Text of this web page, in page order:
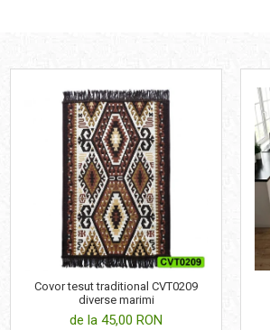
Covor tesut traditional CVT0209
diverse marimi
de la 45,00 RON